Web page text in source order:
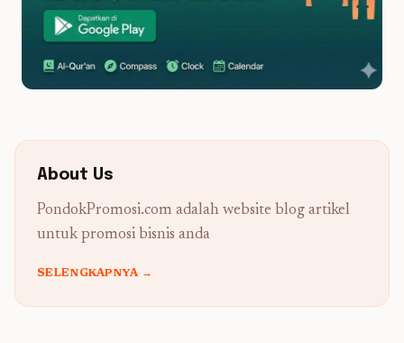
About Us
PondokPromosi.com adalah website blog artikel
untuk promosi bisnis anda
SELENGKAPNYA →